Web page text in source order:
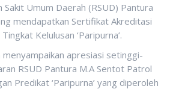
Sakit Umum Daerah (RSUD) Pantura
mendapatkan Sertifikat Akreditasi
Kelulusan ‘Paripurna’.
menyampaikan apresiasi setinggi-
RSUD Pantura M.A Sentot Patrol
Predikat ‘Paripurna’ yang diperoleh